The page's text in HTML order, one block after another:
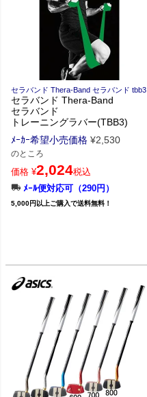
セラバンド Thera-Band セラバンド tbb3
セラバンド Thera-Band
セラバンド
トレーニングラバー(TBB3)
ﾒｰｶｰ希望小売価格 ¥2,530
のところ
価格 ¥2,024税込
ﾒｰﾙ便対応可（290円）
5,000円以上ご購入で送料無料！